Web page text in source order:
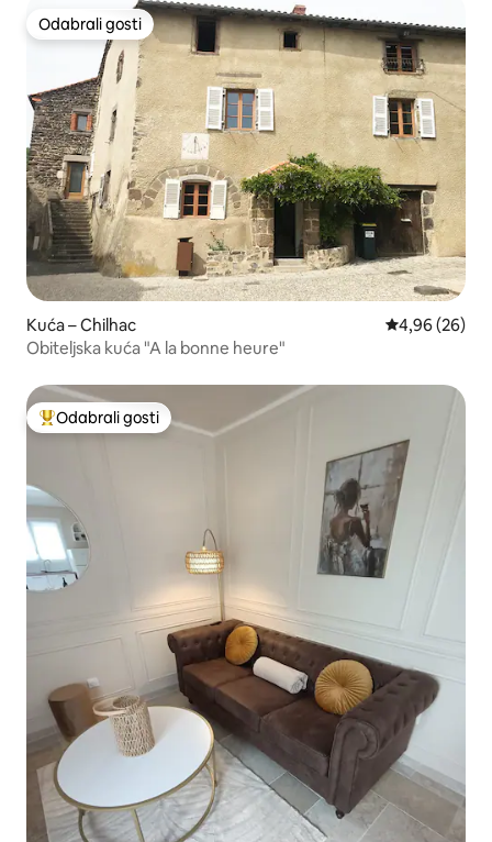
Odabrali gosti
Odabrali gosti
Kuća – Chilhac Prosječna
4,96 (26)
Obiteljska kuća "A la bonne heure"
Među najviše rangiranima s oznakom „Odabrali gosti”
Odabrali gosti